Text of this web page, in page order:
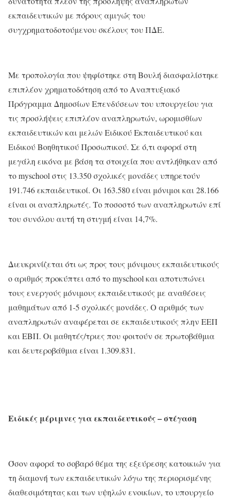
εκπαιδευτικών με πόρους αμιγώς του
συγχρηματοδοτούμενου σκέλους του ΠΔΕ.
Με τροπολογία που ψηφίστηκε στη Βουλή διασφαλίστηκε
επιπλέον χρηματοδότηση από το Αναπτυξιακό
Πρόγραμμα Δημοσίων Επενδύσεων του υπουργείου για
τις προσλήψεις επιπλέον αναπληρωτών, ωρομισθίων
εκπαιδευτικών και μελών Ειδικού Εκπαιδευτικού και
Ειδικού Βοηθητικού Προσωπικού. Σε ό,τι αφορά στη
μεγάλη εικόνα με βάση τα στοιχεία που αντλήθηκαν από
το myschool στις 13.350 σχολικές μονάδες υπηρετούν
191.746 εκπαιδευτικοί. Οι 163.580 είναι μόνιμοι και 28.166
είναι οι αναπληρωτές. Το ποσοστό των αναπληρωτών επί
του συνόλου αυτή τη στιγμή είναι 14,7%.
Διευκρινίζεται ότι ως προς τους μόνιμους εκπαιδευτικούς
ο αριθμός προκύπτει από το myschool και αποτυπώνει
τους ενεργούς μόνιμους εκπαιδευτικούς με αναθέσεις
μαθημάτων από 1-5 σχολικές μονάδες. Ο αριθμός των
αναπληρωτών αναφέρεται σε εκπαιδευτικούς πλην ΕΕΠ
και ΕΒΠ. Οι μαθητές/τριες που φοιτούν σε πρωτοβάθμια
και δευτεροβάθμια είναι 1.309.831.
Ειδικές μέριμνες για εκπαιδευτικούς – στέγαση
Όσον αφορά το σοβαρό θέμα της εξεύρεσης κατοικιών για
τη διαμονή των εκπαιδευτικών λόγω της περιορισμένης
διαθεσιμότητας και των υψηλών ενοικίων, το υπουργείο